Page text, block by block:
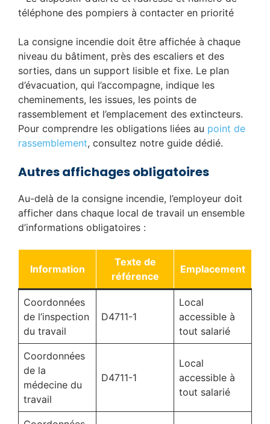
téléphone des pompiers à contacter en priorité
La consigne incendie doit être affichée à chaque
niveau du bâtiment, près des escaliers et des
sorties, dans un support lisible et fixe. Le plan
d’évacuation, qui l’accompagne, indique les
cheminements, les issues, les points de
rassemblement et l’emplacement des extincteurs.
Pour comprendre les obligations liées au point de
rassemblement, consultez notre guide dédié.
Autres affichages obligatoires
Au-delà de la consigne incendie, l’employeur doit
afficher dans chaque local de travail un ensemble
d’informations obligatoires :
Information
Texte de
référence
Emplacement
Coordonnées
de l’inspection
du travail
D4711-1
Local
accessible à
tout salarié
Coordonnées
de la
médecine du
travail
D4711-1
Local
accessible à
tout salarié